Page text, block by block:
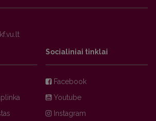
Socialiniai tinklai
Facebook
Youtube
Instagram